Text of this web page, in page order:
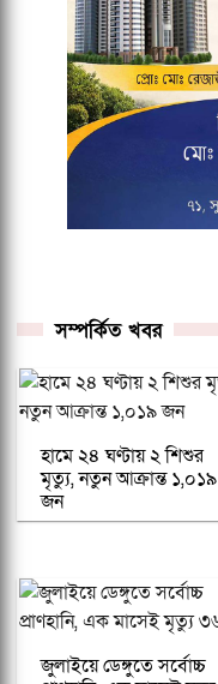
সম্পর্কিত খবর
হামে ২৪ ঘণ্টায় ২ শিশুর
মৃত্যু, নতুন আক্রান্ত ১,০১৯
জন
জুলাইয়ে ডেঙ্গুতে সর্বোচ্চ